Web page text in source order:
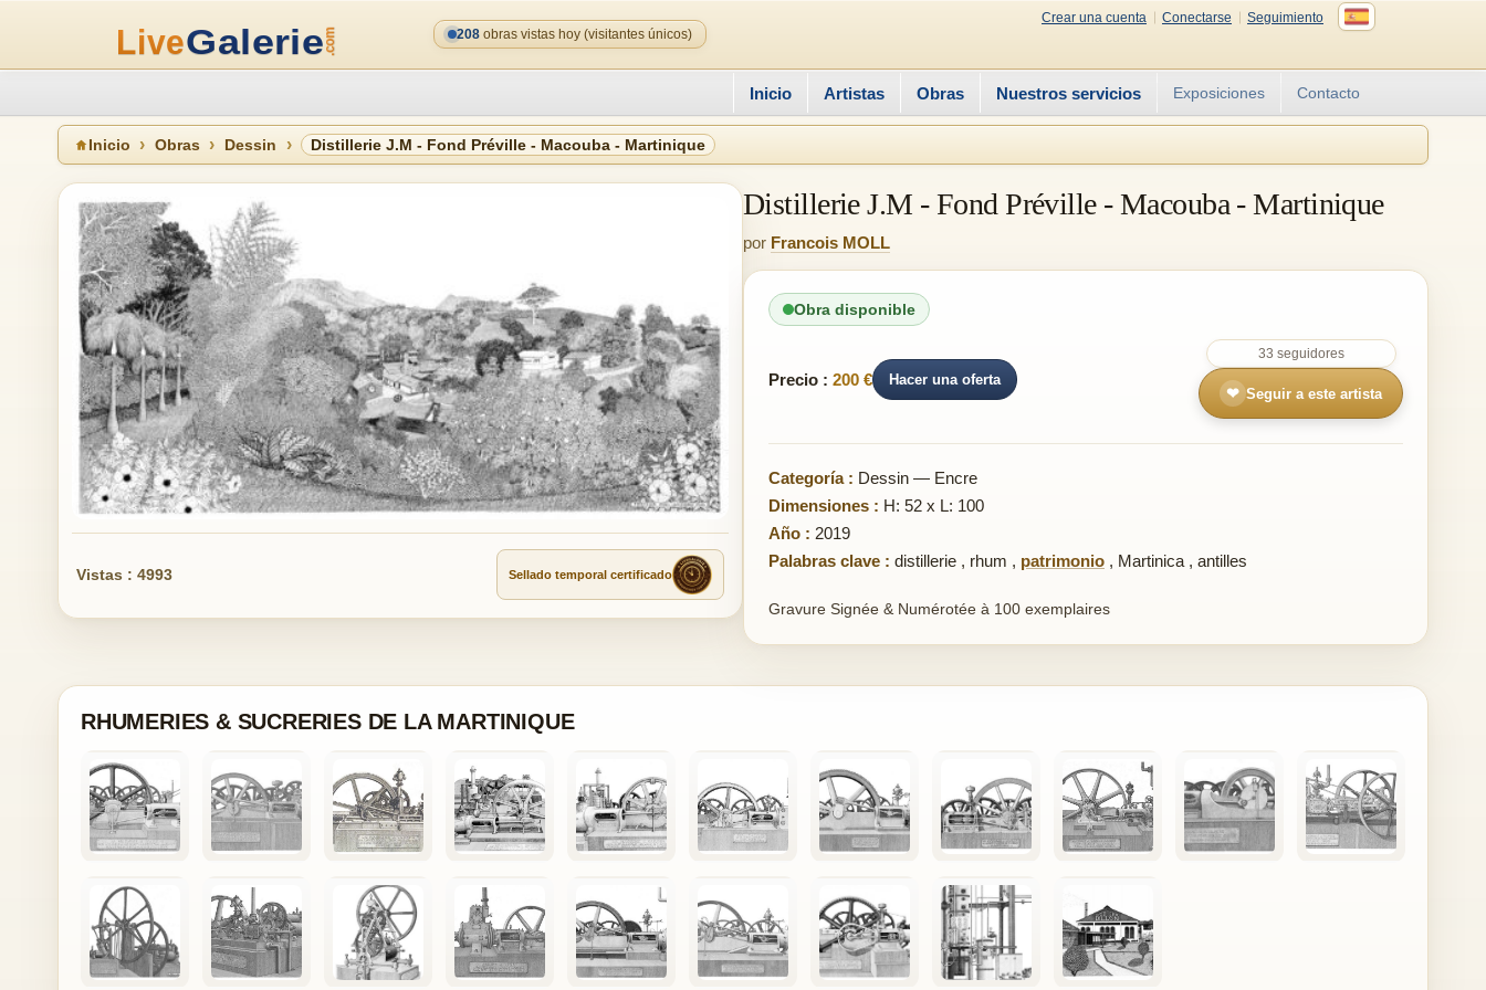
Crear una cuenta Conectarse
Seguimiento
208 obras vistas hoy (visitantes únicos)
Inicio Artistas Obras Nuestros servicios Exposiciones Contacto
Inicio Obras Dessin Distillerie J.M - Fond Préville - Macouba - Martinique
Vistas : 4993 Sellado temporal certificado
Distillerie J.M - Fond Préville - Macouba - Martinique
por Francois MOLL
Obra disponible
Precio : 200 € Hacer una oferta
33 seguidores
❤ Seguir a este artista
Categoría : Dessin — Encre
Dimensiones : H: 52 x L: 100
Año : 2019
Palabras clave : distillerie , rhum , patrimonio , Martinica , antilles
Gravure Signée & Numérotée à 100 exemplaires
RHUMERIES & SUCRERIES DE LA MARTINIQUE